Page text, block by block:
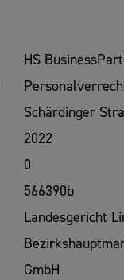
HS
Schärdinger
2022
0
566390b
Landesgericht
GmbH